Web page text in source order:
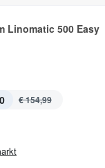
Linomatic 500 Easy
€ 154,99